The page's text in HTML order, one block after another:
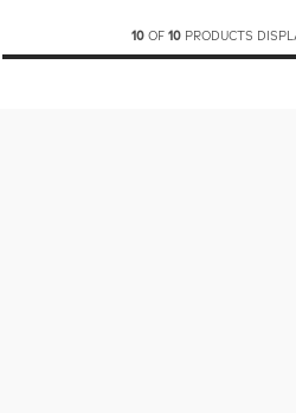
10 OF 10 PRODUCTS